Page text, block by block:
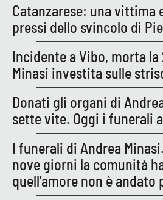
Food
Storie
LAC
NETWORK
Lactv.it
Catanzarese: una vittima
pressi dello svincolo di
Incidente a Vibo, morta la
Minasi investita sulle
Donati gli organi di
sette vite. Oggi i funerali
I funerali di Andrea
nove giorni la comunità
quell’amore non è andato